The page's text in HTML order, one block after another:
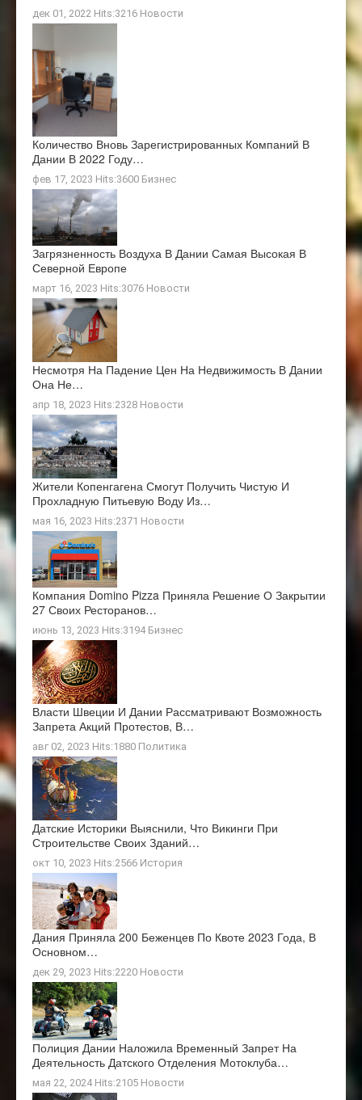
дек 01, 2022 Hits:3216 Новости
Количество Вновь Зарегистрированных Компаний В
Дании В 2022 Году…
фев 17, 2023 Hits:3600 Бизнес
Загрязненность Воздуха В Дании Самая Высокая В
Северной Европе
март 16, 2023 Hits:3076 Новости
Несмотря На Падение Цен На Недвижимость В Дании
Она Не…
апр 18, 2023 Hits:2328 Новости
Жители Копенгагена Смогут Получить Чистую И
Прохладную Питьевую Воду Из…
мая 16, 2023 Hits:2371 Новости
Компания Domino Pizza Приняла Решение О Закрытии
27 Своих Ресторанов…
июнь 13, 2023 Hits:3194 Бизнес
Власти Швеции И Дании Рассматривают Возможность
Запрета Акций Протестов, В…
авг 02, 2023 Hits:1880 Политика
Датские Историки Выяснили, Что Викинги При
Строительстве Своих Зданий…
окт 10, 2023 Hits:2566 История
Дания Приняла 200 Беженцев По Квоте 2023 Года, В
Основном…
дек 29, 2023 Hits:2220 Новости
Полиция Дании Наложила Временный Запрет На
Деятельность Датского Отделения Мотоклуба…
мая 22, 2024 Hits:2105 Новости